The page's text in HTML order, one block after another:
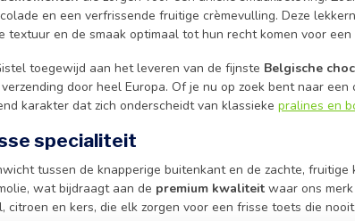
en een verfrissende fruitige crèmevulling. Deze
en de smaak optimaal tot hun recht komen voor
toegewijd aan het leveren van de fijnste Belgische
door heel Europa. Of je nu op zoek bent naar
karakter dat zich onderscheidt van klassieke pralines en
specialiteit
tussen de knapperige buitenkant en de zachte, fruitige
wat bijdraagt aan de premium kwaliteit waar ons
citroen en kers, die elk zorgen voor een frisse toets die